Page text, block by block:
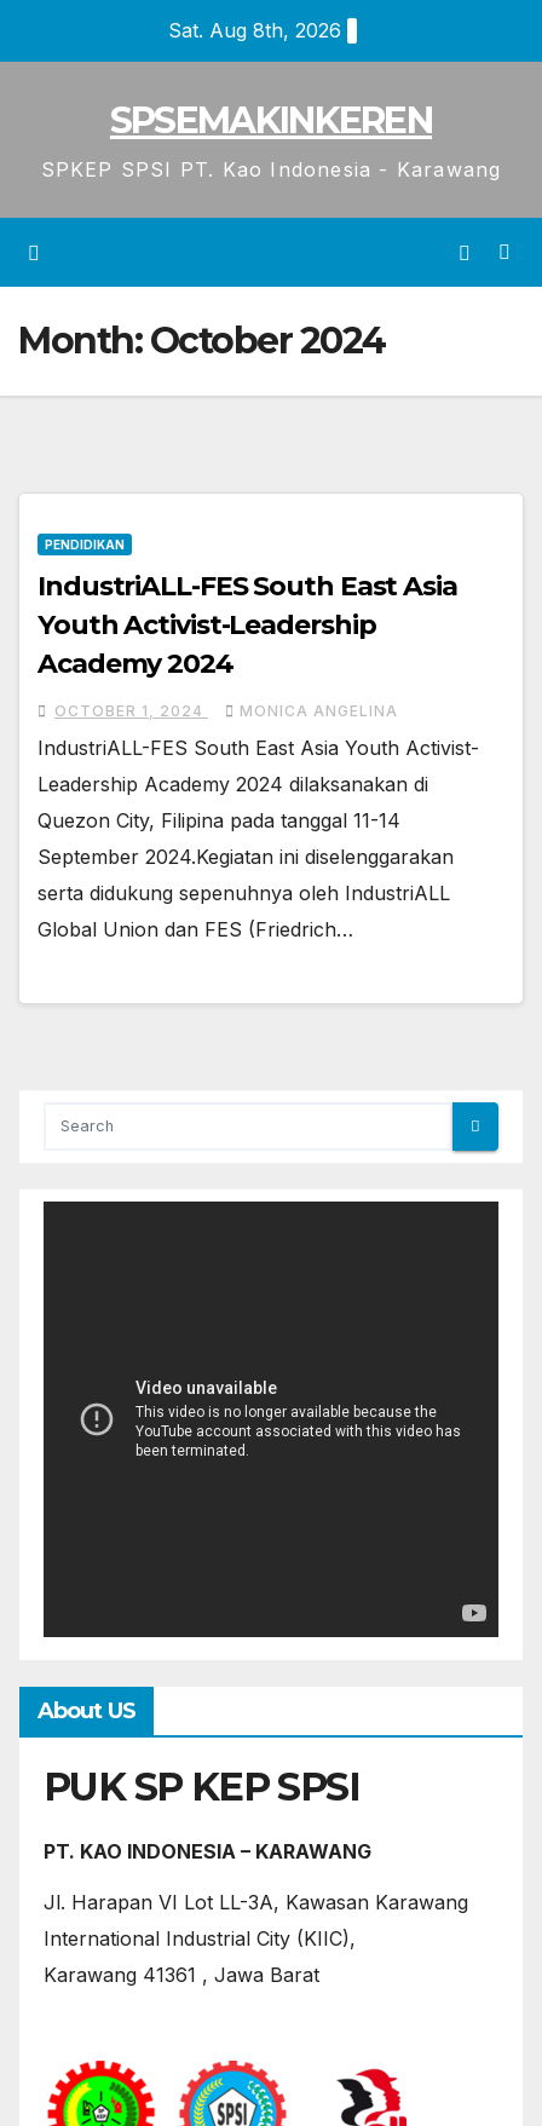
Sat. Aug 8th, 2026
SPSEMAKINKEREN
SPKEP SPSI PT. Kao Indonesia - Karawang
Month:October 2024
PENDIDIKAN
IndustriALL-FES South East Asia
Youth Activist-Leadership
Academy 2024
OCTOBER 1, 2024 MONICA ANGELINA
IndustriALL-FES South East Asia Youth Activist-
Leadership Academy 2024 dilaksanakan di
Quezon City, Filipina pada tanggal 11-14
September 2024.Kegiatan ini diselenggarakan
serta didukung sepenuhnya oleh IndustriALL
Global Union dan FES (Friedrich…
About US
PUK SP KEP SPSI
PT. KAO INDONESIA – KARAWANG
Jl. Harapan VI Lot LL-3A, Kawasan Karawang
International Industrial City (KIIC),
Karawang 41361 , Jawa Barat